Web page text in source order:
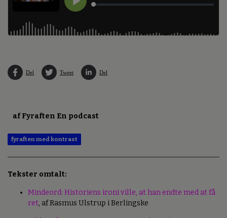
Del Tweet Del
af Fyraften En podcast
fyraften med kontrast
Tekster omtalt:
Mindeord: Historiens ironi ville, at han endte med at få
ret, af Rasmus Ulstrup i Berlingske